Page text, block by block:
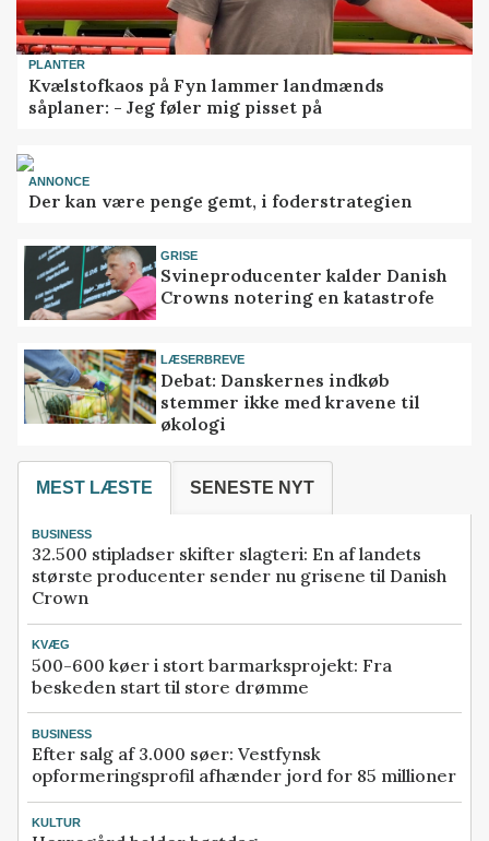
PLANTER
Kvælstofkaos på Fyn lammer landmænds
såplaner: - Jeg føler mig pisset på
ANNONCE
Der kan være penge gemt, i foderstrategien
GRISE
Svineproducenter kalder Danish
Crowns notering en katastrofe
LÆSERBREVE
Debat: Danskernes indkøb
stemmer ikke med kravene til
økologi
MEST LÆSTE SENESTE NYT
BUSINESS
32.500 stipladser skifter slagteri: En af landets
største producenter sender nu grisene til Danish
Crown
KVÆG
500-600 køer i stort barmarksprojekt: Fra
beskeden start til store drømme
BUSINESS
Efter salg af 3.000 søer: Vestfynsk
opformeringsprofil afhænder jord for 85 millioner
KULTUR